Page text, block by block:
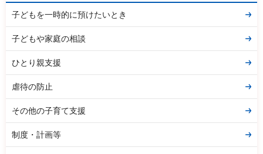
子どもを一時的に預けたいとき
子どもや家庭の相談
ひとり親支援
虐待の防止
その他の子育て支援
制度・計画等